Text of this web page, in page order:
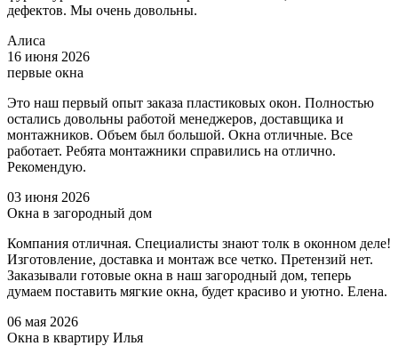
дефектов. Мы очень довольны.
Алиса
16 июня 2026
первые окна
Это наш первый опыт заказа пластиковых окон. Полностью
остались довольны работой менеджеров, доставщика и
монтажников. Объем был большой. Окна отличные. Все
работает. Ребята монтажники справились на отлично.
Рекомендую.
03 июня 2026
Окна в загородный дом
Компания отличная. Специалисты знают толк в оконном деле!
Изготовление, доставка и монтаж все четко. Претензий нет.
Заказывали готовые окна в наш загородный дом, теперь
думаем поставить мягкие окна, будет красиво и уютно. Елена.
06 мая 2026
Окна в квартиру Илья